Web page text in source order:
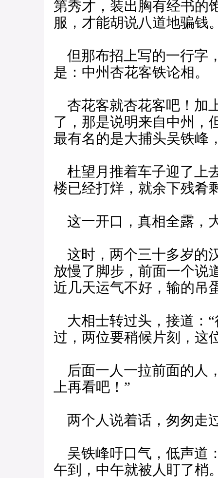
第秀才，装出胸有经书的
服，才能胡说八道地骗钱
但那布招上写的一行字
是：中州杏花客铁论相。
杏花客就杏花客吧！加
了，那是说明来自中州，
最有名的是大捕头吴铁峰
杜望月推着车子迎了上
楼已经打烊，就余下残肴
这一开口，真相全露，
这时，两个三十多岁的
放慢了脚步，前面一个说
近几天运气不好，输的
大相士转过头，接道：
过，两位要稍候片刻，
后面一人一拉前面的人
上再看吧！”
两个人说着话，匆匆走
吴铁峰吁口气，低声道
午到，中午就被人盯了梢